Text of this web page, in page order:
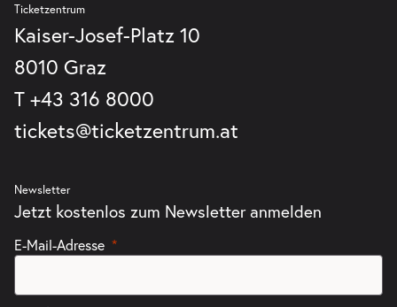
Di.
15.06.2027
Di. 15.06.2027
16:00–17:00 Uhr
Heidi-
16.06.2027
Tickets
Ticketzentrum
Kaiser-Josef-Platz 10
8010 Graz
T +43 316 8000
tickets@ticketzentrum.at
Newsletter
Jetzt kostenlos zum Newsletter anmelden
E-Mail-Adresse